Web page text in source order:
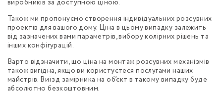
виробників за доступною ціною.
Також ми пропонуємо створення індивідуальних розсувних
проектів для вашого дому. Ціна в цьому випадку залежить
від зазначених вами параметрів, вибору колірних рішень та
інших конфігурацій.
Варто відзначити, що ціна на монтаж розсувних механізмів
також вигідна, якщо ви користуєтеся послугами наших
майстрів. Виїзд замірника на об’єкт в такому випадку буде
абсолютно безкоштовним.